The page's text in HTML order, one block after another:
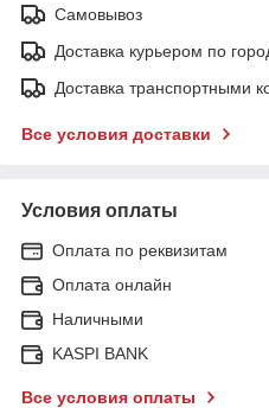
Самовывоз
Доставка курьером по
Доставка транспортными
Все условия доставки
Условия оплаты
Оплата по реквизитам
Оплата онлайн
Наличными
KASPI BANK
Все условия оплаты